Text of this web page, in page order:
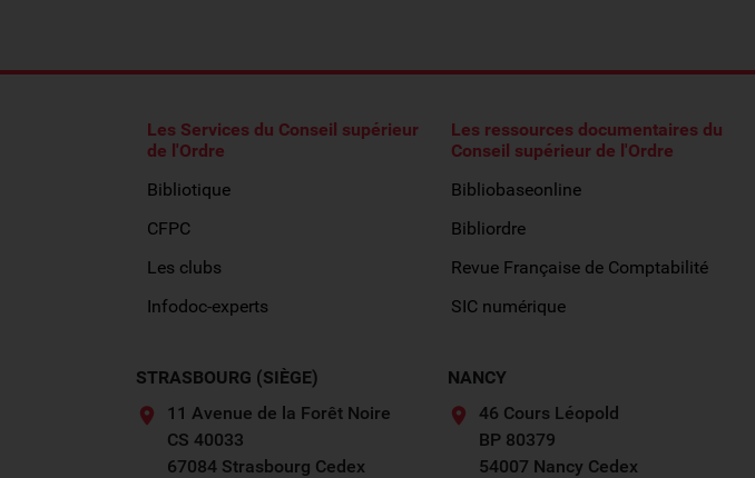
Les Services du Conseil supérieur
de l'Ordre
Bibliotique
CFPC
Les clubs
Infodoc-experts
Les ressources documentaires du
Conseil supérieur de l'Ordre
Bibliobaseonline
Bibliordre
Revue Française de Comptabilité
SIC numérique
STRASBOURG (SIÈGE)
11 Avenue de la Forêt Noire
CS 40033
67084 Strasbourg Cedex
NANCY
46 Cours Léopold
BP 80379
54007 Nancy Cedex